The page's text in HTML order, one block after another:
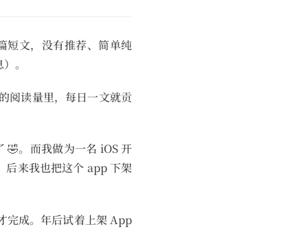
短文，没有推荐、简单纯
。
阅读量里，每日一文就贡
🤣。而我做为一名 iOS 开
后来我也把这个 app 下架
完成。年后试着上架 App